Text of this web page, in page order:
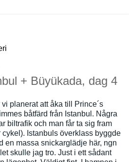
+ Büyükada, dag 4
planerat att åka till Prince´s
båtfärd från Istanbul. Några
biltrafik och man får ta sig fram
Istanbuls överklass byggde
en massa snickarglädje här, ngn
skulle jag tro. Just i ett sådant